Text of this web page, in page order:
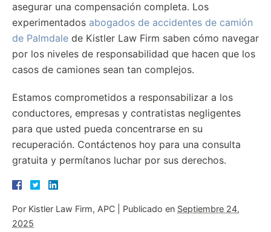
asegurar una compensación completa. Los
experimentados abogados de accidentes de camión
de Palmdale de Kistler Law Firm saben cómo navegar
por los niveles de responsabilidad que hacen que los
casos de camiones sean tan complejos.
Estamos comprometidos a responsabilizar a los
conductores, empresas y contratistas negligentes
para que usted pueda concentrarse en su
recuperación. Contáctenos hoy para una consulta
gratuita y permítanos luchar por sus derechos.
Por Kistler Law Firm, APC Publicado en Septiembre 24,
2025